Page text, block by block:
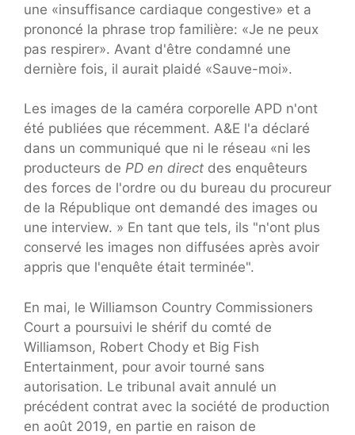
une «insuffisance cardiaque congestive» et a
prononcé la phrase trop familière: «Je ne peux
pas respirer». Avant d'être condamné une
dernière fois, il aurait plaidé «Sauve-moi».
Les images de la caméra corporelle APD n'ont
été publiées que récemment. A&E l'a déclaré
dans un communiqué que ni le réseau «ni les
producteurs de PD en direct des enquêteurs
des forces de l'ordre ou du bureau du procureur
de la République ont demandé des images ou
une interview. » En tant que tels, ils "n'ont plus
conservé les images non diffusées après avoir
appris que l'enquête était terminée".
En mai, le Williamson Country Commissioners
Court a poursuivi le shérif du comté de
Williamson, Robert Chody et Big Fish
Entertainment, pour avoir tourné sans
autorisation. Le tribunal avait annulé un
précédent contrat avec la société de production
en août 2019, en partie en raison de